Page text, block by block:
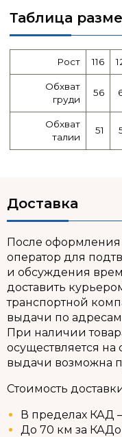
Таблица
Рост 116
Обхват
груди
56
Обхват
талии
51
Доставка
После оформления
оператор для
и обсуждения
доставить
транспортной
выдачи по
При наличии
осуществляется
выдачи возможна
Стоимость
В пределах КАД
До 70 км за